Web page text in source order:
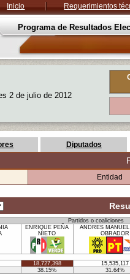
Inicio Requerimientos
Programa de Resultados
2 de julio de 2012
Diputados
Entidad
Partidos o coaliciones
ENRIQUE PEÑA
NIETO
ANDRES
OBRADOR
18,727,398
15,535,117
38.15% 31.64%